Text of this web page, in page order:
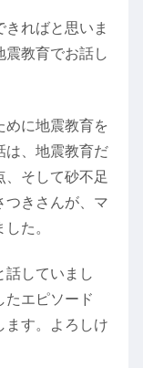
ればと思いま
震教育でお話し
めに地震教育を
は、地震教育だ
、そして砂不足
つきさんが、マ
た。
話していまし
たエピソード
ます。よろしけ